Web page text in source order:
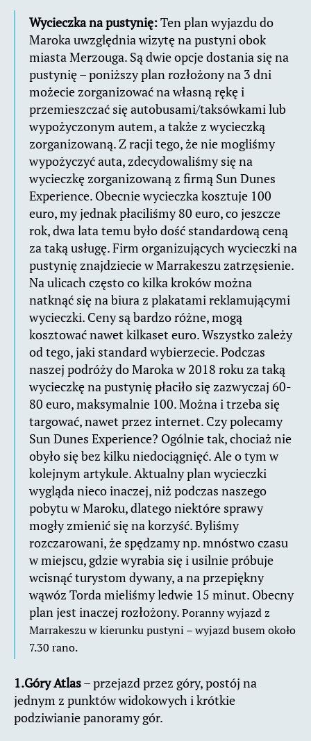
Wycieczka na pustynię:Ten plan wyjazdu do
Maroka uwzględnia wizytę na pustyni obok
miasta Merzouga. Są dwie opcje dostania się na
pustynię – poniższy plan rozłożony na 3 dni
możecie zorganizować na własną rękę i
przemieszczać się autobusami/taksówkami lub
wypożyczonym autem, a także z wycieczką
zorganizowaną. Z racji tego, że nie mogliśmy
wypożyczyć auta, zdecydowaliśmy się na
wycieczkę zorganizowaną z firmą Sun Dunes
Experience. Obecnie wycieczka kosztuje 100
euro, my jednak płaciliśmy 80 euro, co jeszcze
rok, dwa lata temu było dość standardową ceną
za taką usługę. Firm organizujących wycieczki na
pustynię znajdziecie w Marrakeszu zatrzęsienie.
Na ulicach często co kilka kroków można
natknąć się na biura z plakatami reklamującymi
wycieczki. Ceny są bardzo różne, mogą
kosztować nawet kilkaset euro. Wszystko zależy
od tego, jaki standard wybierzecie. Podczas
naszej podróży do Maroka w 2018 roku za taką
wycieczkę na pustynię płaciło się zazwyczaj 60-
80 euro, maksymalnie 100. Można i trzeba się
targować, nawet przez internet. Czy polecamy
Sun Dunes Experience? Ogólnie tak, chociaż nie
obyło się bez kilku niedociągnięć. Ale o tym w
kolejnym artykule. Aktualny plan wycieczki
wygląda nieco inaczej, niż podczas naszego
pobytu w Maroku, dlatego niektóre sprawy
mogły zmienić się na korzyść. Byliśmy
rozczarowani, że spędzamy np. mnóstwo czasu
w miejscu, gdzie wyrabia się i usilnie próbuje
wcisnąć turystom dywany, a na przepiękny
wąwóz Torda mieliśmy ledwie 15 minut. Obecny
plan jest inaczej rozłożony.Poranny wyjazd z
Marrakeszu w kierunku pustyni – wyjazd busem około
7.30 rano.
1.Góry Atlas– przejazd przez góry, postój na
jednym z punktów widokowych i krótkie
podziwianie panoramy gór.